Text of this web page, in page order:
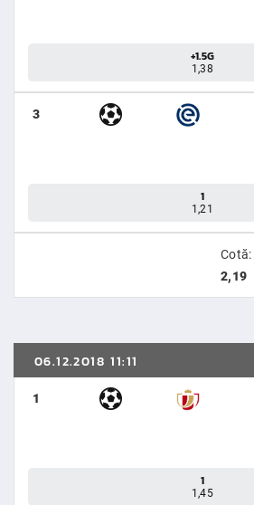
+1.5G
1,38
3
1
1,21
Cotă:
2,19
06.12.2018 11:11
1
1
1,45